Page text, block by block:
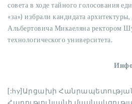
совета в ходе тайного голосования
«за») избрали кандидата
Альбертовича Микаеляна ректором
технологического университета.
[:hy]Արցախի
Հարությունյանի